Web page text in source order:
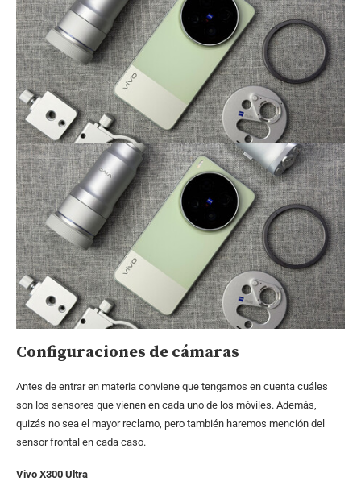
Configuraciones de cámaras
Antes de entrar en materia conviene que tengamos en cuenta cuáles
son los sensores que vienen en cada uno de los móviles. Además,
quizás no sea el mayor reclamo, pero también haremos mención del
sensor frontal en cada caso.
Vivo X300 Ultra